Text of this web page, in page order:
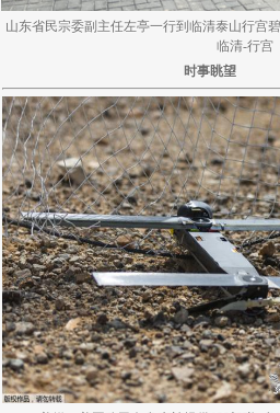
山东省民宗委副主任左亭一行到临清泰山行宫
临清-行宫
时事眺望